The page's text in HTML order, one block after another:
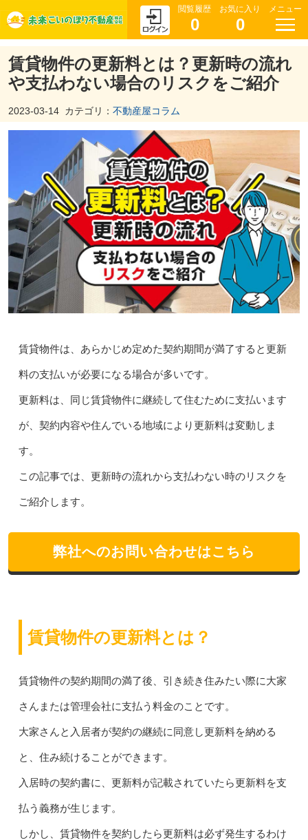
閲覧履歴
0
お気に入り
0
メニュー
賃貸物件の更新料とは？更新時の流れ
や支払わない場合のリスクをご紹介
2023-03-14 カテゴリ： 不動産屋コラム
賃貸物件は、あらかじめ定めた契約期間が満了すると更新
料の支払いが必要になる場合が多いです。
更新料は、同じ賃貸物件に継続して住むために支払います
が、契約内容や住んでいる地域により更新料は変動しま
す。
この記事では、更新時の流れから支払わない時のリスクを
ご紹介します。
弊社へのお問い合わせはこちら
賃貸物件の更新料とは？
賃貸物件の契約期間の満了後、引き続き住みたい際に大家
さんまたは管理会社に支払う料金のことです。
大家さんと入居者が契約の継続に同意し更新料を納める
と、住み続けることができます。
入居時の契約書に、更新料が記載されていたら更新料を支
払う義務が生じます。
しかし、賃貸物件を契約したら更新料は必ず発生するわけ